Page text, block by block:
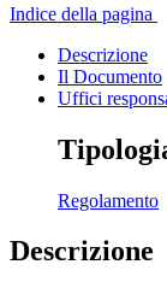
Indice della pagina
Descrizione
Il Documento
Uffici
Regolamento
Descrizione